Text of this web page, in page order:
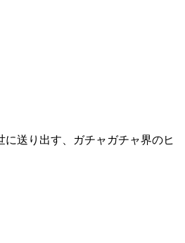
送り出す、ガチャガチャ界のヒ